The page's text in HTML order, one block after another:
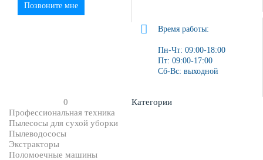
Позвоните мне
Время работы:
Пн-Чт: 09:00-18:00
Пт: 09:00-17:00
Сб-Вс: выходной
0
Категории
Профессиональная техника
Пылесосы для сухой уборки
Пылеводососы
Экстракторы
Поломоечные машины